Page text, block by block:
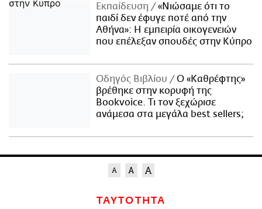
Εκπαίδευση
«Νιώσαμε ότι το
παιδί δεν έφυγε ποτέ από την
Αθήνα»: Η εμπειρία οικογενειών
που επέλεξαν σπουδές στην Κύπρο
Οδηγός Βιβλίου
Ο «Καθρέφτης»
βρέθηκε στην κορυφή της
Bookvoice. Τι τον ξεχώρισε
ανάμεσα στα μεγάλα best sellers;
ΤΑΥΤΟΤΗΤΑ